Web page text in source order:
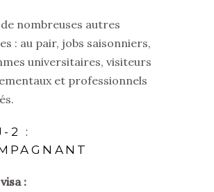
nombreuses autres
: au pair, jobs saisonniers,
universitaires, visiteurs
et professionnels
2 :
: